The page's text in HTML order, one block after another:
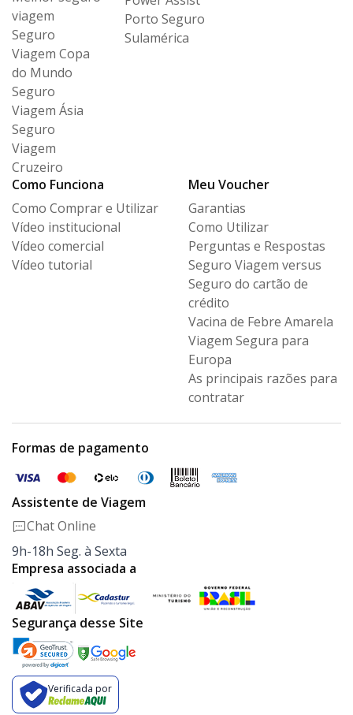
viagem
Seguro
Viagem Copa
do Mundo
Seguro
Viagem Ásia
Seguro
Viagem
Cruzeiro
Porto Seguro
Sulamérica
Como Funciona
Como Comprar e Utilizar
Vídeo institucional
Vídeo comercial
Vídeo tutorial
Meu Voucher
Garantias
Como Utilizar
Perguntas e Respostas
Seguro Viagem versus
Seguro do cartão de
crédito
Vacina de Febre Amarela
Viagem Segura para
Europa
As principais razões para
contratar
Formas de pagamento
Assistente de Viagem
Chat Online
9h-18h Seg. à Sexta
Empresa associada a
Segurança desse Site
Verificada por